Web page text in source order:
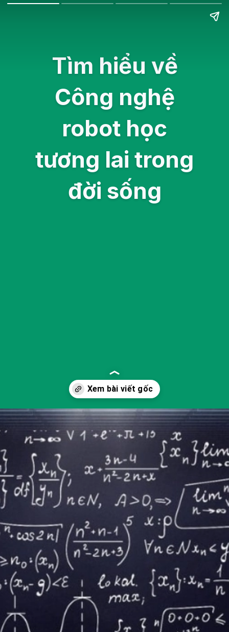
Tìm hiểu về
Công nghệ
robot học
tương lai trong
đời sống
Đang mở https://yeukhoahoc.edu.vn/cong-nghe-robot-hoc-tuong-lai